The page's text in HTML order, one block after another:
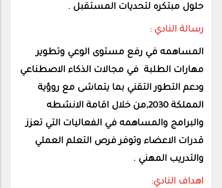
حلول مبتكره لتحديات المستقبل .
رسالة النادي :
المساهمه في رفع مستوى الوعي وتطوير
مهارات الطلبة في مجالات الذكاء الاصطناعي
ودعم التطور التقني بما يتماشى مع روؤية
المملكة 2030,من خلال اقامة الانشطه
والبرامج والمساهمه في الفعاليات التي تعزز
قدرات الاعضاء وتوفر فرص التعلم العملي
والتدريب المهني .
اهداف النادي: